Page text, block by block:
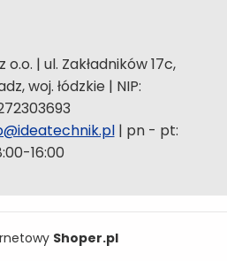
| ul. Zakładników 17c,
woj. łódzkie | NIP:
| pn - pt:
16:00
Shoper.pl